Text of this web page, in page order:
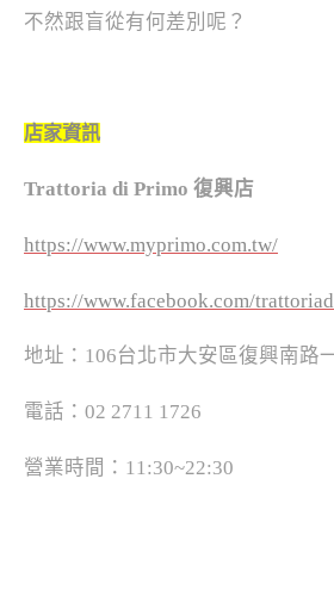
不然跟盲從有何差別呢？
店家資訊
Trattoria di Primo 復興店
https://www.myprimo.com.tw/
https://www.facebook.com/
地址：106台北市大安區復興南路
電話：02 2711 1726
營業時間：11:30~22:30